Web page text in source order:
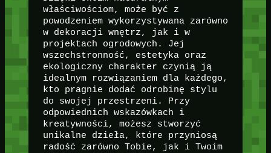
właściwościom, może być z
powodzeniem wykorzystywana zarówno
w dekoracji wnętrz, jak i w
projektach ogrodowych. Jej
wszechstronność, estetyka oraz
ekologiczny charakter czynią ją
idealnym rozwiązaniem dla każdego,
kto pragnie dodać odrobinę stylu
do swojej przestrzeni. Przy
odpowiednich wskazówkach i
kreatywności, możesz stworzyć
unikalne dzieła, które przyniosą
radość zarówno Tobie, jak i Twoim